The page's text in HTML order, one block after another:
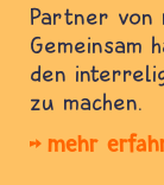
Partner von
Gemeinsam
den
zu machen.
mehr